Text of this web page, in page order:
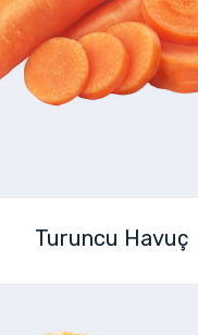
Turuncu Havuç